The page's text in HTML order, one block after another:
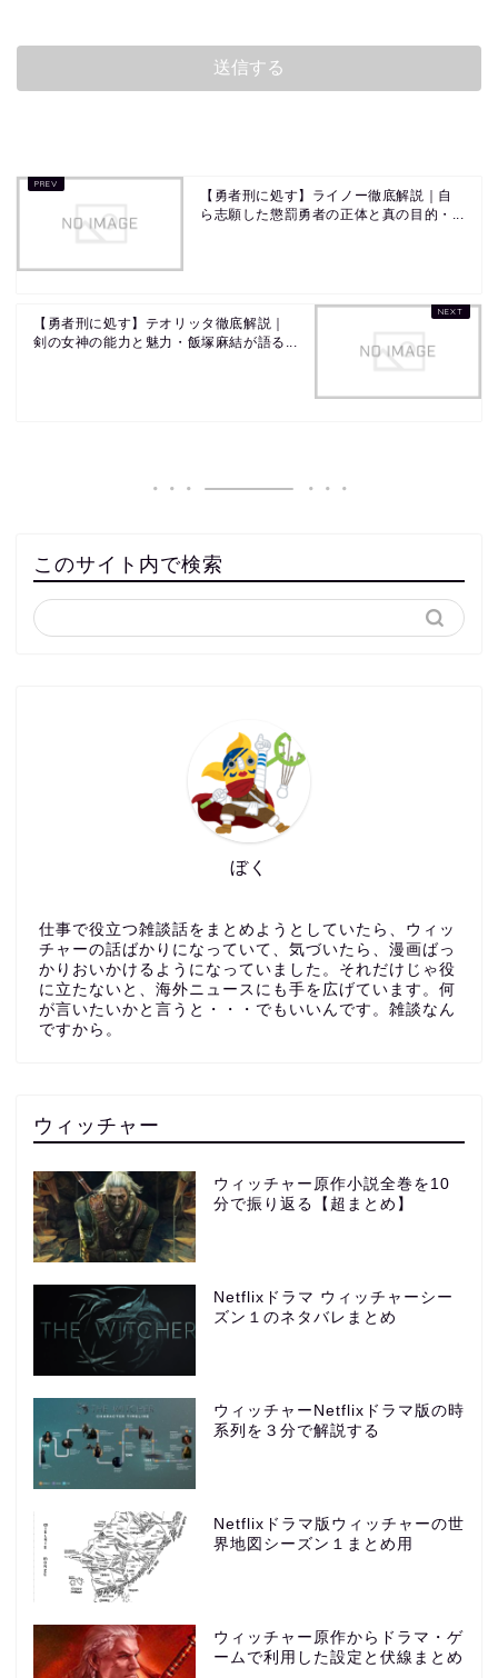
【勇者刑に処す】ライノー徹底解説｜自
ら志願した懲罰勇者の正体と真の目的・...
【勇者刑に処す】テオリッタ徹底解説｜
剣の女神の能力と魅力・飯塚麻結が語る...
このサイト内で検索
ぼく
仕事で役立つ雑談話をまとめようとしていたら、ウィッ
チャーの話ばかりになっていて、気づいたら、漫画ばっ
かりおいかけるようになっていました。それだけじゃ役
に立たないと、海外ニュースにも手を広げています。何
が言いたいかと言うと・・・でもいいんです。雑談なん
ですから。
ウィッチャー
ウィッチャー原作小説全巻を10
分で振り返る【超まとめ】
Netflixドラマ ウィッチャーシー
ズン１のネタバレまとめ
ウィッチャーNetflixドラマ版の時
系列を３分で解説する
Netflixドラマ版ウィッチャーの世
界地図シーズン１まとめ用
ウィッチャー原作からドラマ・ゲ
ームで利用した設定と伏線まとめ